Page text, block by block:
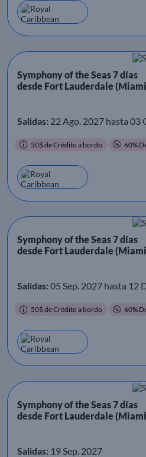
Symphony of the Seas 7 días
desde Fort Lauderdale
Salidas: 22 Ago. 2027 hasta 03
50$ de Crédito a bordo 60%
Symphony of the Seas 7 días
desde Fort Lauderdale
Salidas: 05 Sep. 2027 hasta 12
50$ de Crédito a bordo 60%
Symphony of the Seas 7 días
desde Fort Lauderdale
Salidas: 19 Sep. 2027